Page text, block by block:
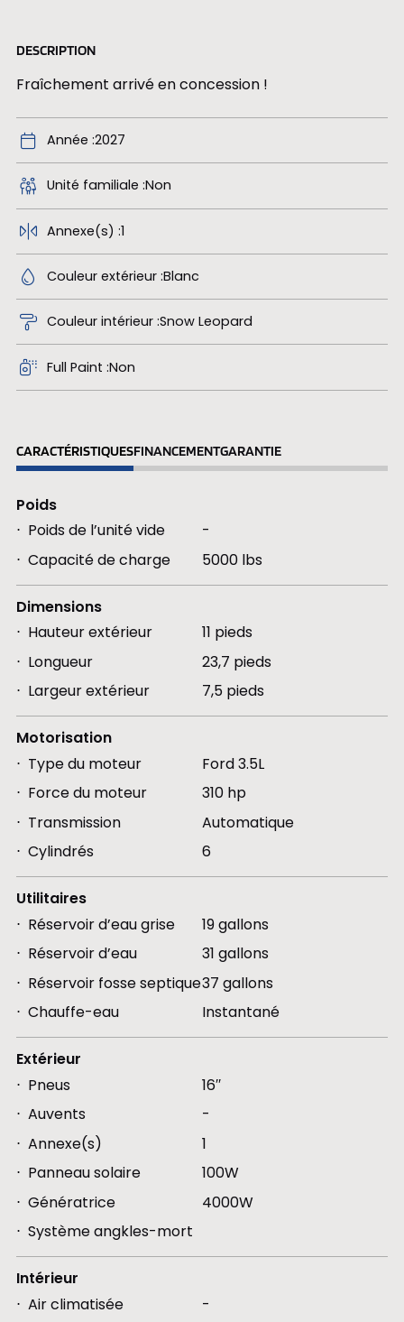
DESCRIPTION
Fraîchement arrivé en concession !
Année 2027
Unité familiale Non
Annexe(s) 1
Couleur extérieur Blanc
Couleur intérieur Snow Leopard
Full Paint Non
CARACTÉRISTIQUESFINANCEMENTGARANTIE
Poids
Poids de l’unité vide
-
Capacité de charge
5000 lbs
Dimensions
Hauteur extérieur
11 pieds
Longueur
23,7 pieds
Largeur extérieur
7,5 pieds
Motorisation
Type du moteur
Ford 3.5L
Force du moteur
310 hp
Transmission
Automatique
Cylindrés
6
Utilitaires
Réservoir d’eau grise
19 gallons
Réservoir d’eau
31 gallons
Réservoir fosse septique37 gallons
Chauffe-eau
Instantané
Extérieur
Pneus
16′′
Auvents
-
Annexe(s)
1
Panneau solaire
100W
Génératrice
4000W
Système angkles-mort
Intérieur
Air climatisée
-